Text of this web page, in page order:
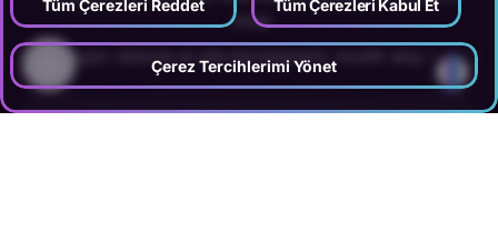
Tüm Çerezleri Reddet Tüm Çerezleri Kabul Et
Çerez Tercihlerimi Yönet
show
•Operasyon: doluluk ve oda tipi/segment, misafir akışı (varsa)
?